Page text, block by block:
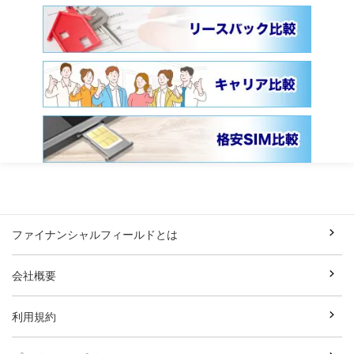
ファイナンシャルフィールドとは
会社概要
利用規約